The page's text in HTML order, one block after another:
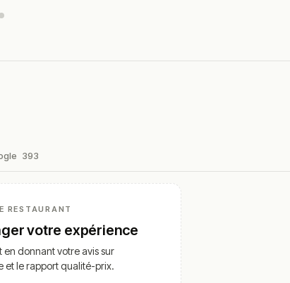
393
RESTAURANT
votre expérience
donnant votre avis sur
et le rapport qualité-prix.